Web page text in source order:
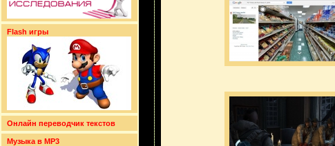
Flash игры
Онлайн переводчик текстов
Музыка в MP3